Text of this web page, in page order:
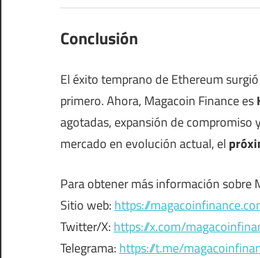
Conclusión
El éxito temprano de Ethereum
primero. Ahora, Magacoin Finance es
agotadas, expansión de compromiso
mercado en evolución actual, el
Para obtener más información sobre
Sitio web: https://
Twitter/X: https://x.com/
Telegrama: https://t.me/